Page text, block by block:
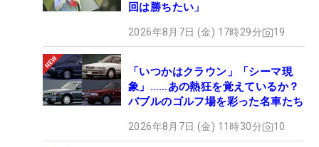
回は勝ちたい」
2026年8月7日 (金) 17時29分 19
「いつかはクラウン」「シーマ現
象」……あの熱狂を覚えているか？
バブルのゴルフ場を彩った名車たち
2026年8月7日 (金) 11時30分 10